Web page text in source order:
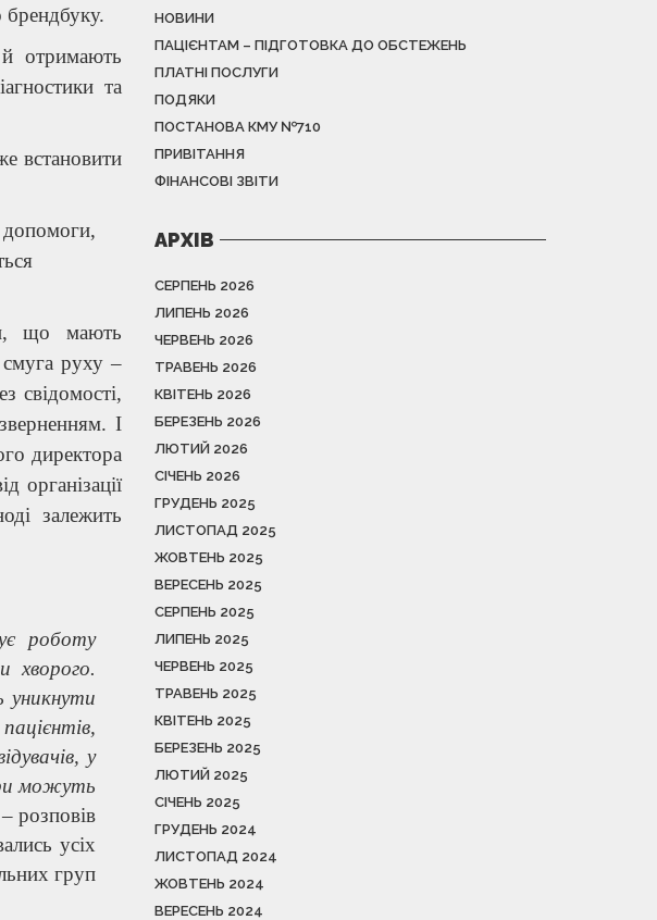
отримають
та
встановити
допомоги,
що мають
смуга руху –
свідомості,
І
директора
організації
залежить
роботу
хворого.
уникнути
у
можуть
– розповів
усіх
груп
НОВИНИ
ПАЦІЄНТАМ – ПІДГОТОВКА ДО ОБСТЕЖЕНЬ
ПЛАТНІ ПОСЛУГИ
ПОДЯКИ
ПОСТАНОВА КМУ №710
ПРИВІТАННЯ
ФІНАНСОВІ ЗВІТИ
АРХІВ
СЕРПЕНЬ 2026
ЛИПЕНЬ 2026
ЧЕРВЕНЬ 2026
ТРАВЕНЬ 2026
КВІТЕНЬ 2026
БЕРЕЗЕНЬ 2026
ЛЮТИЙ 2026
СІЧЕНЬ 2026
ГРУДЕНЬ 2025
ЛИСТОПАД 2025
ЖОВТЕНЬ 2025
ВЕРЕСЕНЬ 2025
СЕРПЕНЬ 2025
ЛИПЕНЬ 2025
ЧЕРВЕНЬ 2025
ТРАВЕНЬ 2025
КВІТЕНЬ 2025
БЕРЕЗЕНЬ 2025
ЛЮТИЙ 2025
СІЧЕНЬ 2025
ГРУДЕНЬ 2024
ЛИСТОПАД 2024
ЖОВТЕНЬ 2024
ВЕРЕСЕНЬ 2024